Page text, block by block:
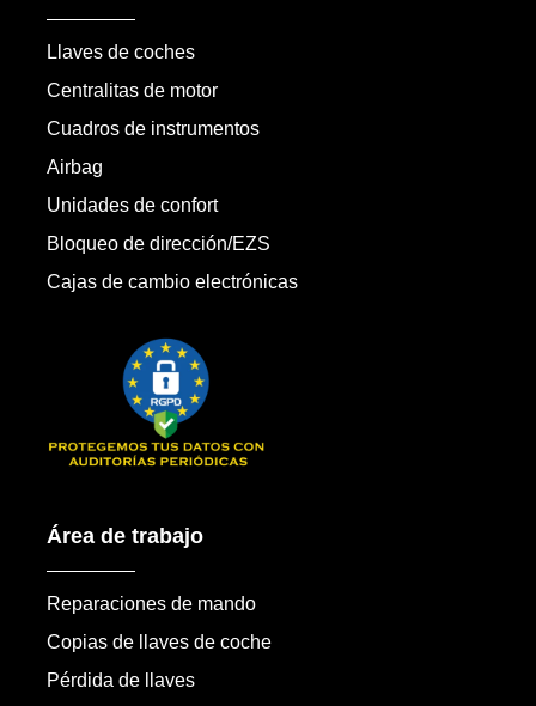
Llaves de coches
Centralitas de motor
Cuadros de instrumentos
Airbag
Unidades de confort
Bloqueo de dirección/EZS
Cajas de cambio electrónicas
Área de trabajo
Reparaciones de mando
Copias de llaves de coche
Pérdida de llaves